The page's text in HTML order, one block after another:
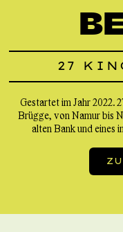
27
Gestartet im Jahr 2022.
Brügge, von Namur bis
alten Bank und eines